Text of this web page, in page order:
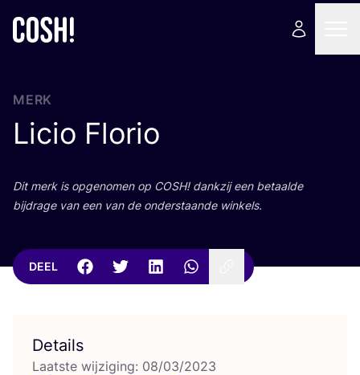
MERK
Licio Florio
Dit merk is opge­no­men op COSH! dank­zij een betaal­de
bij­dra­ge van een van de onder­staan­de winkels.
DEEL
Details
Laatste wijziging: 08/03/2023